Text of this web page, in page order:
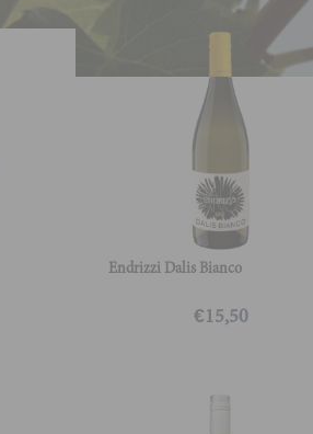
Endrizzi Dalis Bianco
€15,50